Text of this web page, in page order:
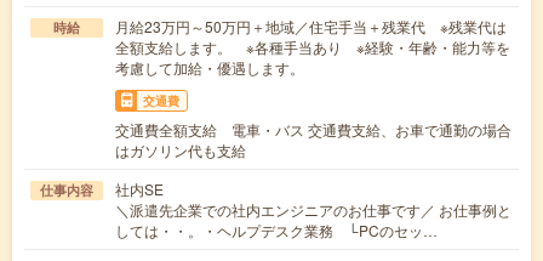
時給
月給23万円～50万円＋地域／住宅手当＋残業代 ※残業代は
全額支給します。 ※各種手当あり ※経験・年齢・能力等を
考慮して加給・優遇します。
交通費
交通費全額支給 電車・バス 交通費支給、お車で通勤の場合
はガソリン代も支給
仕事内容
社内SE
＼派遣先企業での社内エンジニアのお仕事です／ お仕事例と
しては・・。・ヘルプデスク業務 └PCのセッ…